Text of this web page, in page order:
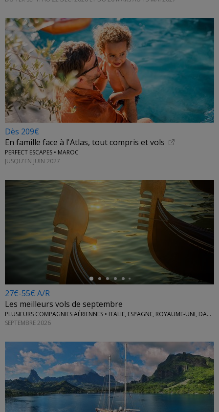
Dès 209€
En famille face à l'Atlas, tout compris et vols
PERFECT ESCAPES • MAROC
JUSQU'EN JUIN 2027
←
27€-55€ A/R
Les meilleurs vols de septembre
PLUSIEURS COMPAGNIES AÉRIENNES • ITALIE, ESPAGNE, ROYAUME-UNI, DANEMARK...
SEPTEMBRE 2026